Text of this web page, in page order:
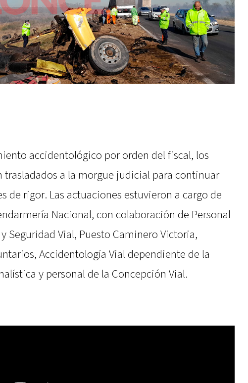
accidentológico por orden del fiscal, los
trasladados a la morgue judicial para continuar
de rigor. Las actuaciones estuvieron a cargo de
Nacional, con colaboración de Personal
Seguridad Vial, Puesto Caminero Victoria,
Accidentología Vial dependiente de la
y personal de la Concepción Vial.